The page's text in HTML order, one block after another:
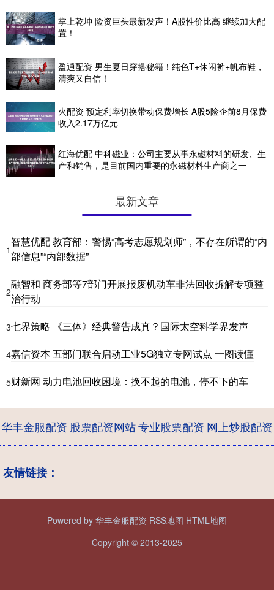
掌上乾坤 险资巨头最新发声！A股性价比高 继续加大配
置！
盈通配资 男生夏日穿搭秘籍！纯色T+休闲裤+帆布鞋，
清爽又自信！
火配资 预定利率切换带动保费增长 A股5险企前8月保费
收入2.17万亿元
红海优配 中科磁业：公司主要从事永磁材料的研发、生
产和销售，是目前国内重要的永磁材料生产商之一
最新文章
1
智慧优配 教育部：警惕“高考志愿规划师”，不存在所谓的“内
部信息”“内部数据”
2
融智和 商务部等7部门开展报废机动车非法回收拆解专项整
治行动
3七界策略 《三体》经典警告成真？国际太空科学界发声
4嘉信资本 五部门联合启动工业5G独立专网试点 一图读懂
5财新网 动力电池回收困境：换不起的电池，停不下的车
华丰金服配资 股票配资网站专业股票配资 网上炒股配资
友情链接：
Powered by 华丰金服配资 RSS地图 HTML地图
Copyright © 2013-2025